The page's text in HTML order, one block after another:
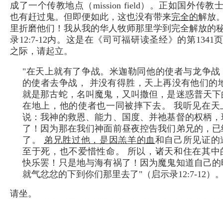
成了一个传教地点（mission field）。正如国外传教
也有赶过鬼。但即便如此，这也没有带来完全的解放
里折磨他们！我从我的华人牧师那里学到完全解放的
录12:7-12内。这是在《司可福研读圣经》的第1341
之际，请起立。
"在天上就有了争战。米迦勒同他的使者与龙争战
的使者去争战， 并没有得胜，天上再没有他们的
就是那古蛇，名叫魔鬼，又叫撒但，是迷惑普天
在地上，他的使者也一同被摔下去。 我听见在天
说：我神的救恩、能力、国度、并祂基督的权柄
了！因为那在我们神面前昼夜控告我们弟兄的，
了。 弟兄胜过他，是因羔羊的血 和自己所见证的
至于死，也不爱惜性命。 所以，诸天和住在其中
快乐罢！只是地与海有祸了！因为魔鬼知道自己
就气忿忿的下到你们那里去了"（启示录12:7-12）
请坐。